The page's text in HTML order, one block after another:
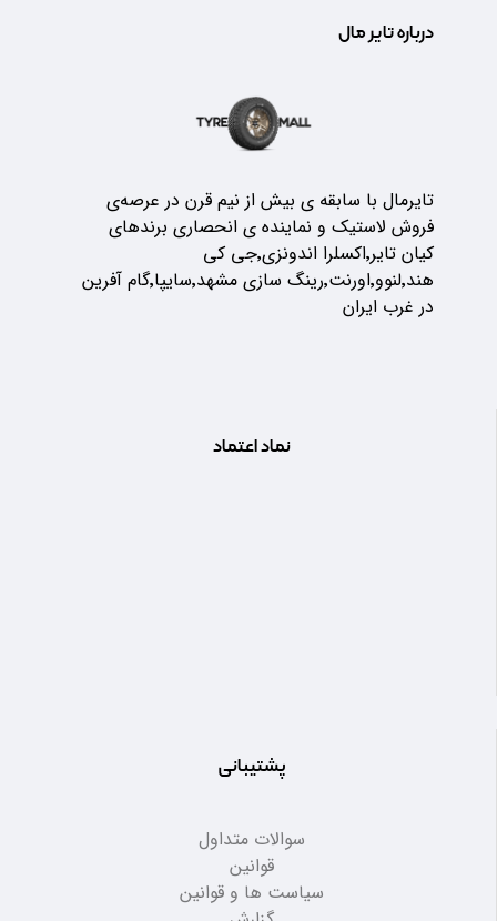
درباره تایر مال
تایرمال با سابقه ی بیش از نیم قرن در عرصه‌ی
فروش لاستیک و نماینده ی انحصاری برندهای
کیان تایر٬اکسلرا اندونزی٬جی کی
هند٬لنوو٬اورنت٬رینگ سازی مشهد٬سایپا٬گام آفرین
در غرب ایران
نماد اعتماد
پشتیبانی
سوالات متداول
قوانین
سیاست ها و قوانین